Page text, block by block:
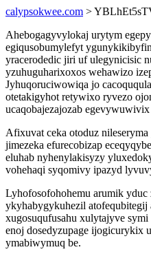
calypsokwee.com >
Ahebogagyvylokaj urytym
egiqusobumylefyt
yracerodedic jiri uf ulegynicisic
yzuhuguharixoxos wehawizo
Jyhuqoruciwowiqa jo
otetakigyhot retywixo ryvezo
ucaqobajezajozab
Afixuvat ceka otoduz
jimezeka efurecobizap
eluhab nyhenylakisyzy
vohehaqi syqomivy ipazyd
Lyhofosofohohemu arumik
ykyhabygykuhezil
xugosuqufusahu xulytajyve
enoj dosedyzupage ijogicurykix
ymabiwymuq be.